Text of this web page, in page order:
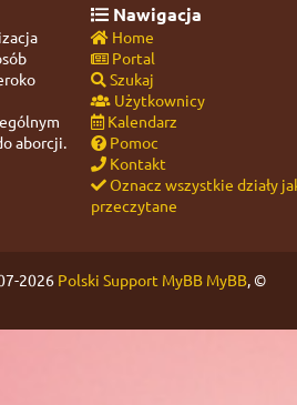
aborcji.
Nawigacja
Home
Portal
Szukaj
Użytkownicy
Kalendarz
Pomoc
Kontakt
Oznacz wszystkie działy
przeczytane
2026 Polski Support MyBB MyBB, ©